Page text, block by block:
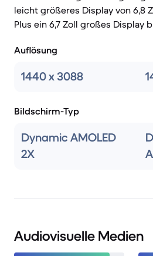
leicht größeres Display von 6,8
Plus ein 6,7 Zoll großes Display
Auflösung
1440 x 3088
Bildschirm-Typ
Dynamic AMOLED
2X
Audiovisuelle Medien